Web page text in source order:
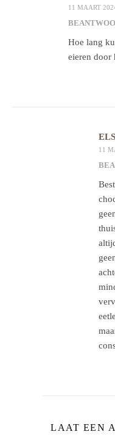
11 MAART
Hoe lang
eieren door
ELS
11
LAAT EEN